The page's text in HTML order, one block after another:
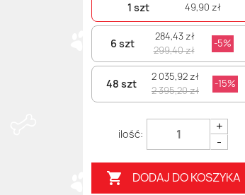
1 szt 49,90 zł
6 szt
284,43 zł
299,40 zł
-5%
48 szt
2 035,92 zł
2 395,20 zł
-15%
+
-
 DODAJ DO KOSZYKA